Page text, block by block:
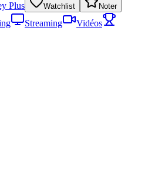
Plus Watchlist Noter
Streaming
Vidéos